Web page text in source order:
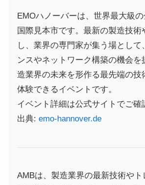
EMOハノーバーは、世界最大級
国際見本市です。最新の製造技術
し、業界の専門家が集う場として
ンスやネットワーク構築の機会を
造業界の未来を形作る最先端の技
体験できるイベントです。
イベント詳細は公式サイトでご確
出典: emo-hannover.de
AMBは、製造業界の最新技術や